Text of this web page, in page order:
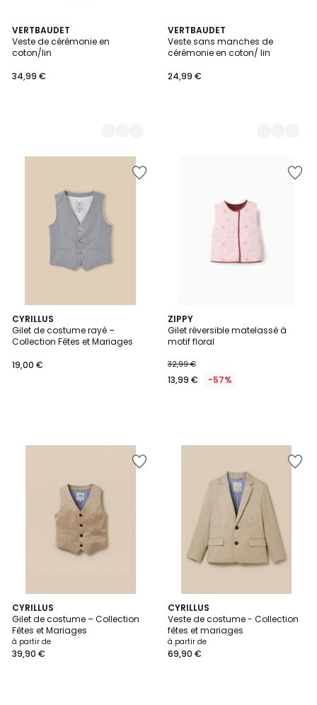
VERTBAUDET
Veste de cérémonie en
coton/lin
34,99 €
2
Couleurs
VERTBAUDET
Veste sans manches de
cérémonie en coton/ lin
24,99 €
3
Couleurs
CYRILLUS
Gilet de costume rayé –
Collection Fêtes et Mariages
19,00 €
ZIPPY
Gilet réversible matelassé à
motif floral
32,99 €
13,99 € -57%
CYRILLUS
Gilet de costume – Collection
Fêtes et Mariages
à partir de
39,90 €
CYRILLUS
Veste de costume - Collection
fêtes et mariages
à partir de
69,90 €